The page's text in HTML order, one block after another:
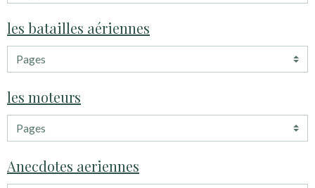
les batailles aériennes
les moteurs
Anecdotes aeriennes